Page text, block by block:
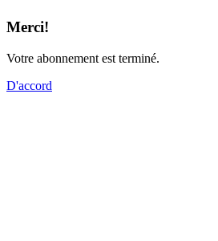
Merci!
Votre abonnement est terminé.
D'accord